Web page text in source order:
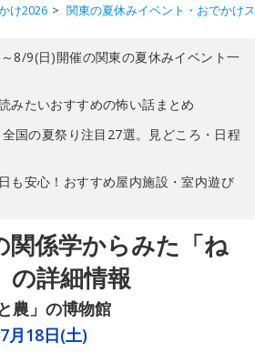
け2026 関東の夏休みイベント・おでかけ
8/9(日)開催の関東の夏休みイベント一
みたいおすすめの怖い話まとめ
全国の夏祭り注目27選。見どころ・日程
も安心！おすすめ屋内施設・室内遊び
関係学からみた「ね
の詳細情報
農」の博物館
月18日(土)